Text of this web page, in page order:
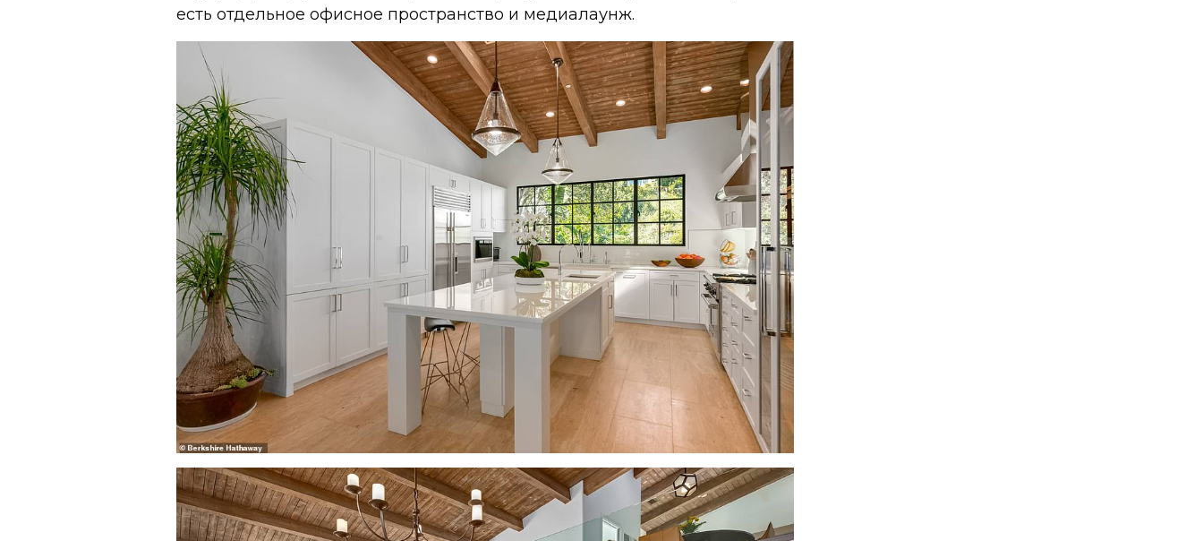
есть отдельное офисное пространство и медиалаунж.